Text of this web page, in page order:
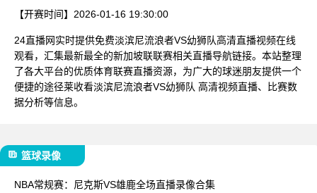
【开赛时间】 2026-01-16 19:30:00
24直播网实时提供免费淡滨尼流浪者VS幼狮队高清直播视频在线
观看，汇集最新最全的新加坡联联赛相关直播导航链接。本站整理
了各大平台的优质体育联赛直播资源，为广大的球迷朋友提供一个
便捷的途径莱收看淡滨尼流浪者VS幼狮队 高清视频直播、比赛数
据分析等信息。
篮球录像
NBA常规赛：尼克斯VS雄鹿全场直播录像合集